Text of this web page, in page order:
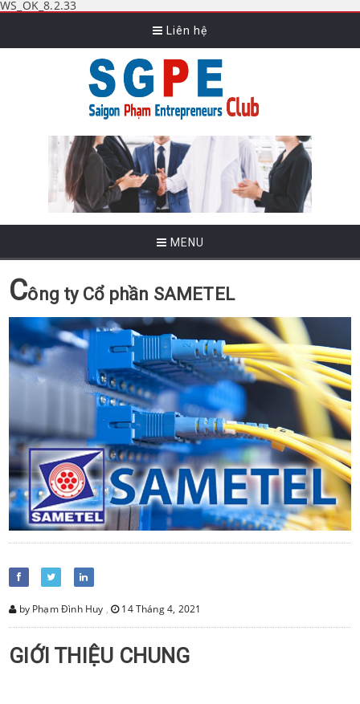
WS_OK_8.2.33
Liên hệ
MENU
Công ty Cổ phần SAMETEL
by Phạm Đình Huy , 14 Tháng 4, 2021
GIỚI THIỆU CHUNG